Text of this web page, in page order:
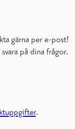
gärna per e-post!
på dina frågor.
.